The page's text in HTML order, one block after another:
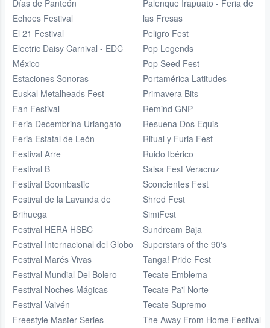
Días de Panteón
Echoes Festival
El 21 Festival
Electric Daisy Carnival - EDC
México
Estaciones Sonoras
Euskal Metalheads Fest
Fan Festival
Feria Decembrina Uriangato
Feria Estatal de León
Festival Arre
Festival B
Festival Boombastic
Festival de la Lavanda de
Brihuega
Festival HERA HSBC
Festival Internacional del Globo
Festival Marés Vivas
Festival Mundial Del Bolero
Festival Noches Mágicas
Festival Vaivén
Freestyle Master Series
Palenque Irapuato - Feria de
las Fresas
Peligro Fest
Pop Legends
Pop Seed Fest
Portamérica Latitudes
Primavera Bits
Remind GNP
Resuena Dos Equis
Ritual y Furia Fest
Ruido Ibérico
Salsa Fest Veracruz
Sconcientes Fest
Shred Fest
SimiFest
Sundream Baja
Superstars of the 90's
Tanga! Pride Fest
Tecate Emblema
Tecate Pa'l Norte
Tecate Supremo
The Away From Home Festival